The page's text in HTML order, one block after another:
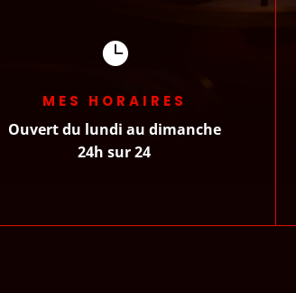

MES HORAIRES
Ouvert du lundi au dimanche
24h sur 24